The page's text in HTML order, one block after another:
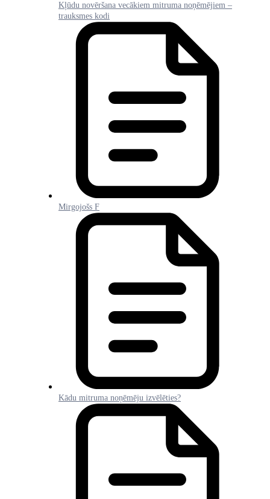
Kļūdu novēršana vecākiem mitruma noņēmējiem –
trauksmes kodi
Mirgojošs F
Kādu mitruma noņēmēju izvēlēties?